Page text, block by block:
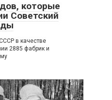
которые
Советский
в качестве
2885 фабрик и